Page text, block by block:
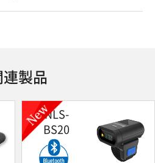
連製品
NLS-
BS20